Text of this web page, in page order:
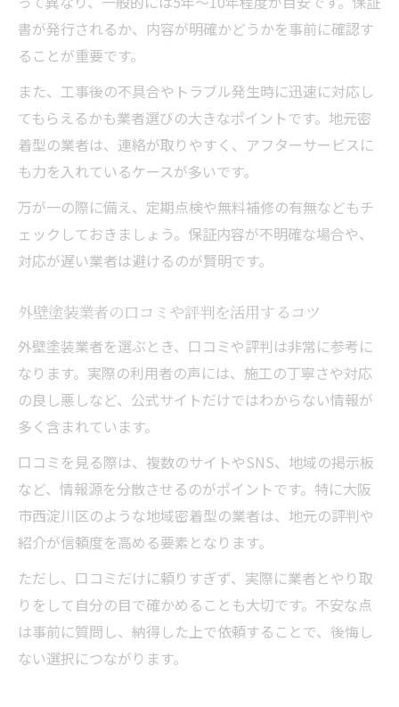
書が発行されるか、内容が明確かどうかを事前に確認す
ることが重要です。
また、工事後の不具合やトラブル発生時に迅速に対応し
てもらえるかも業者選びの大きなポイントです。地元密
着型の業者は、連絡が取りやすく、アフターサービスに
も力を入れているケースが多いです。
万が一の際に備え、定期点検や無料補修の有無などもチ
ェックしておきましょう。保証内容が不明確な場合や、
対応が遅い業者は避けるのが賢明です。
外壁塗装業者の口コミや評判を活用するコツ
外壁塗装業者を選ぶとき、口コミや評判は非常に参考に
なります。実際の利用者の声には、施工の丁寧さや対応
の良し悪しなど、公式サイトだけではわからない情報が
多く含まれています。
口コミを見る際は、複数のサイトやSNS、地域の掲示板
など、情報源を分散させるのがポイントです。特に大阪
市西淀川区のような地域密着型の業者は、地元の評判や
紹介が信頼度を高める要素となります。
ただし、口コミだけに頼りすぎず、実際に業者とやり取
りをして自分の目で確かめることも大切です。不安な点
は事前に質問し、納得した上で依頼することで、後悔し
ない選択につながります。